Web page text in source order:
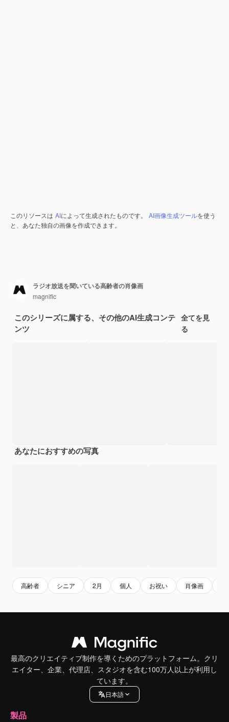
このリソースは AIによって生成されたものです。 AI画像生成ツールを使う
と、あなた独自の画像を作成できます。
ラジオ放送を聞いている高齢者の肖像画
magnific
このシリーズに属する、その他のAI生成コンテ
ンツ
全てを見
る
あなたにおすすめの写真
高齢者 シニア 2月 個人 お祝い 肖像画
最高のクリエイティブ制作を導くためのプラットフォーム。クリ
エイター、企業、代理店、スタジオを含む100万人以上が利用し
ています。
日本語
製品